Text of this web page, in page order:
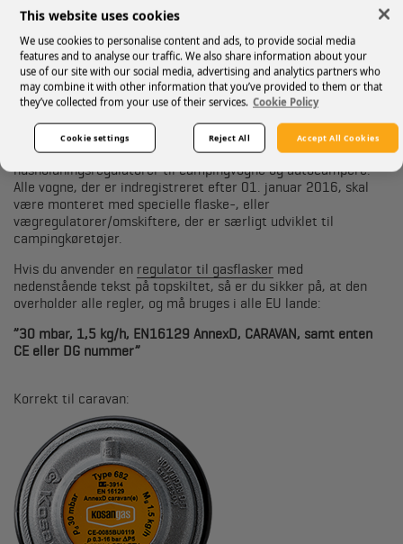
GASREGLER FOR REGULATORER TIL
GASFLASKER PÅ CAMPING
Man må ikke længere bruge standard
husholdningsregulatorer til campingvogne og autocampere.
Alle vogne, der er indregistreret efter 01. januar 2016, skal
være monteret med specielle flaske-, eller
vægregulatorer/omskiftere, der er særligt udviklet til
campingkøretøjer.
Hvis du anvender en regulator til gasflasker med
nedenstående tekst på topskiltet, så er du sikker på, at den
overholder alle regler, og må bruges i alle EU lande:
”30 mbar, 1,5 kg/h, EN16129 AnnexD, CARAVAN, samt enten
CE eller DG nummer”
Korrekt til caravan:
This website uses cookies
We use cookies to personalise content and ads, to provide social media
features and to analyse our traffic. We also share information about your
use of our site with our social media, advertising and analytics partners who
may combine it with other information that you’ve provided to them or that
they’ve collected from your use of their services. Cookie Policy
Reject All Accept All Cookies
Cookie settings